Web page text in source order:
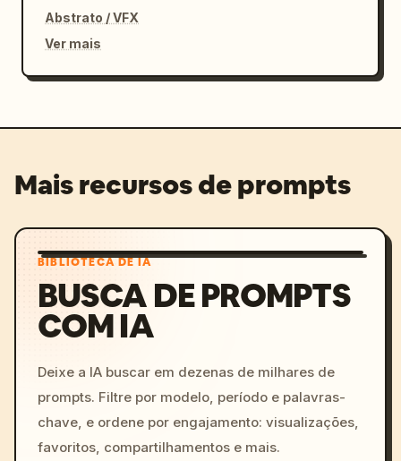
Abstrato / VFX
Ver mais
Mais recursos de prompts
BIBLIOTECA DE IA
BUSCA DE PROMPTS
COM IA
Deixe a IA buscar em dezenas de milhares de
prompts. Filtre por modelo, período e palavras-
chave, e ordene por engajamento: visualizações,
favoritos, compartilhamentos e mais.